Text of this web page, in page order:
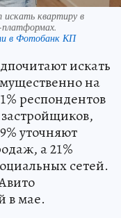
квартиру в
платформах.
в Фотобанк КП
искать
на
респондентов
уточняют
а 21%
сетей.
в мае.